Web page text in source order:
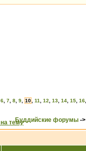
6 7 8 9 10 11 12 13 14 15 16
Буддийские форумы ->